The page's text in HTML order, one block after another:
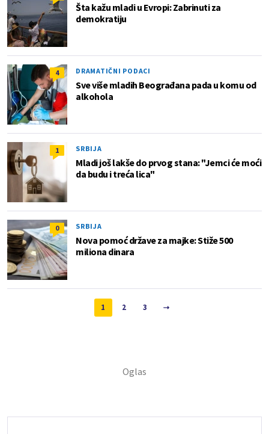
Šta kažu mladi u Evropi: Zabrinuti za
demokratiju
4 DRAMATIČNI PODACI
Sve više mladih Beograđana pada u komu od
alkohola
1 SRBIJA
Mladi još lakše do prvog stana: "Jemci će moći
da budu i treća lica"
0 SRBIJA
Nova pomoć države za majke: Stiže 500
miliona dinara
1 2 3